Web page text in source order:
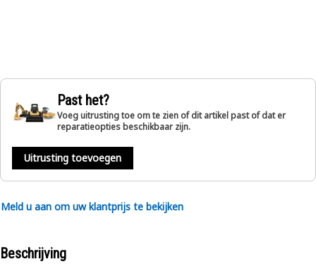
Past het?
Voeg uitrusting toe om te zien of dit artikel past of dat er
reparatieopties beschikbaar zijn.
Uitrusting toevoegen
Meld u aan om uw klantprijs te bekijken
Beschrijving